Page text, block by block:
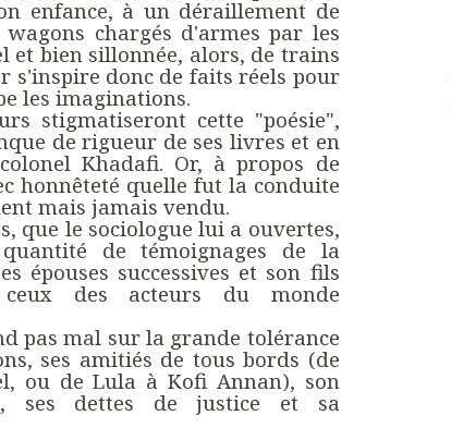
enfance, à un déraillement de
chargés d'armes par les
et bien sillonnée, alors, de trains
s'inspire donc de faits réels pour
les imaginations.
stigmatiseront cette "poésie",
de rigueur de ses livres et en
Khadafi. Or, à propos de
honnêteté quelle fut la conduite
mais jamais vendu.
que le sociologue lui a ouvertes,
de témoignages de la
épouses successives et son fils
des acteurs du monde
pas mal sur la grande tolérance
ses amitiés de tous bords (de
ou de Lula à Kofi Annan), son
ses dettes de justice et sa